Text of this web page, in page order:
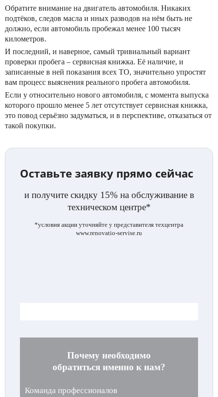
Обратите внимание на двигатель автомобиля. Никаких
подтёков, следов масла и иных разводов на нём быть не
должно, если автомобиль пробежал менее 100 тысяч
километров.
И последний, и наверное, самый тривиальный вариант
проверки пробега – сервисная книжка. Её наличие, и
записанные в ней показания всех ТО, значительно упростят
вам процесс выяснения реального пробега автомобиля.
Если у относительно нового автомобиля, с момента выпуска
которого прошло менее 5 лет отсутствует сервисная книжка,
это повод серьёзно задуматься, и в перспективе, отказаться от
такой покупки.
Оставьте заявку прямо сейчас
и получите скидку 15% на обслуживание в
техническом центре*
*условия акции уточняйте у представителя техцентра
www.renovatio-servise.ru
Почему необходимо
обратиться именно к нам?
Команда профессионалов